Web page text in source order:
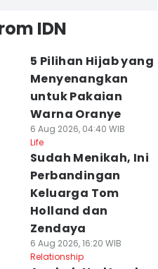
IDN
5 Pilihan Hijab yang
Menyenangkan
untuk Pakaian
Warna Oranye
6 Aug 2026, 04:40 WIB
Life
Sudah Menikah, Ini
Perbandingan
Keluarga Tom
Holland dan
Zendaya
6 Aug 2026, 16:20 WIB
Relationship